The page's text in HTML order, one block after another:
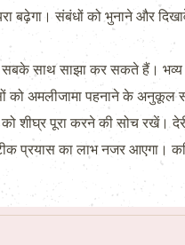
बढ़ेगा। संबंधों को भुनाने और
साथ साझा कर सकते हैं। भव्य
अमलीजामा पहनाने के अनुकूल
शीघ्र पूरा करने की सोच रखें।
प्रयास का लाभ नजर आएगा।